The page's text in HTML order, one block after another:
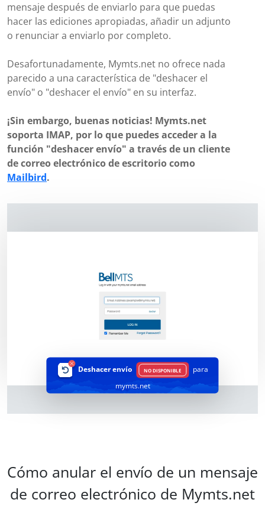
mensaje después de enviarlo para que puedas
hacer las ediciones apropiadas, añadir un adjunto
o renunciar a enviarlo por completo.
Desafortunadamente, Mymts.net no ofrece nada
parecido a una característica de "deshacer el
envío" o "deshacer el envío" en su interfaz.
¡Sin embargo, buenas noticias! Mymts.net
soporta IMAP, por lo que puedes acceder a la
función "deshacer envío" a través de un cliente
de correo electrónico de escritorio como
Mailbird.
Deshacer envío NO DISPONIBLE
para
mymts.net
Cómo anular el envío de un mensaje
de correo electrónico de Mymts.net